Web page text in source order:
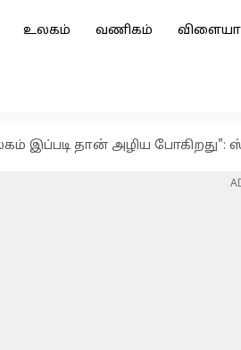
உலகம் வணிகம்
இப்படி தான் அழிய போகிறது":